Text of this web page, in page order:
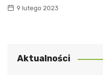
9 lutego 2023
Aktualności